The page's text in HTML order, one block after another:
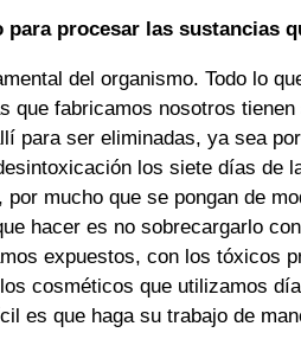
procesar las sustancias
del organismo. Todo lo
que fabricamos nosotros
para ser eliminadas, ya sea
los siete días de
por mucho que se pongan de
hacer es no sobrecargarlo
expuestos, con los tóxicos
cosméticos que utilizamos
es que haga su trabajo de